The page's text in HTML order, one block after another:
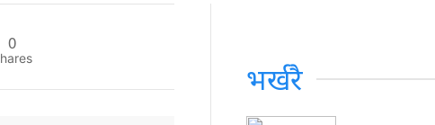
0
भर्खरै